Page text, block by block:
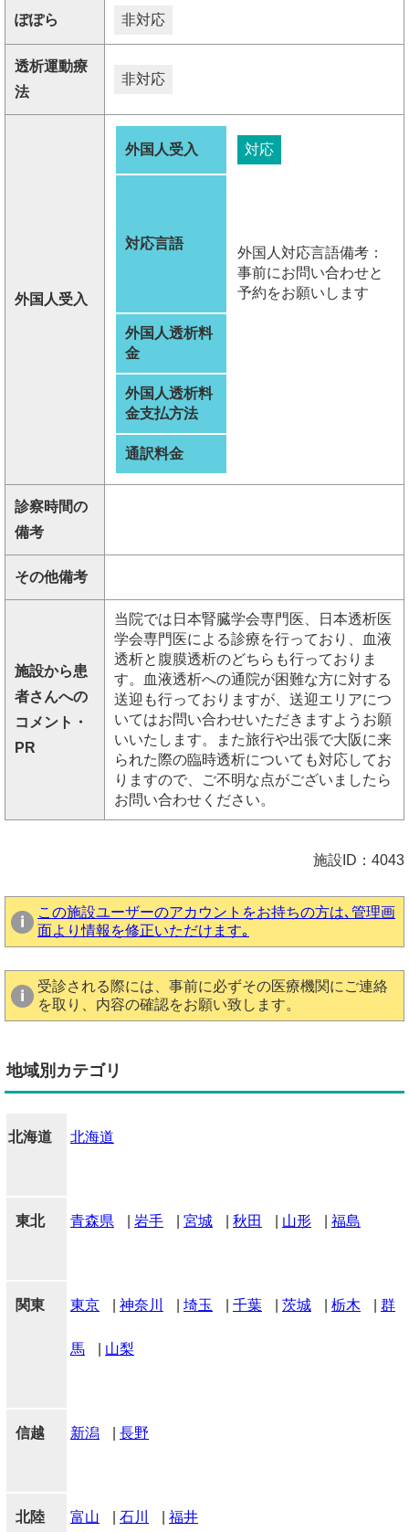
ぽぽら 非対応
透析運動療
法
非対応
外国人受入
外国人受入 対応
対応言語
外国人対応言語備考：
事前にお問い合わせと
予約をお願いします
外国人透析料
金
外国人透析料
金支払方法
通訳料金
診察時間の
備考
その他備考
施設から患
者さんへの
コメント・
PR
当院では日本腎臓学会専門医、日本透析医
学会専門医による診療を行っており、血液
透析と腹膜透析のどちらも行っておりま
す。血液透析への通院が困難な方に対する
送迎も行っておりますが、送迎エリアにつ
いてはお問い合わせいただきますようお願
いいたします。また旅行や出張で大阪に来
られた際の臨時透析についても対応してお
りますので、ご不明な点がございましたら
お問い合わせください。
施設ID：4043
この施設ユーザーのアカウントをお持ちの方は､管理画
面より情報を修正いただけます｡
受診される際には、事前に必ずその医療機関にご連絡
を取り、内容の確認をお願い致します。
地域別カテゴリ
北海道 北海道
東北 青森県 岩手 宮城 秋田 山形 福島
関東 東京 神奈川 埼玉 千葉 茨城 栃木 群
馬 山梨
信越 新潟 長野
北陸 富山 石川 福井